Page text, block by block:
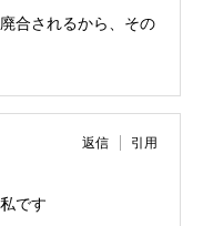
合されるから、その
返信 引用
です